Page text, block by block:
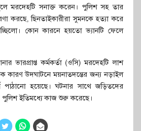
মরদেহটি সনাক্ত করেন। পুলিশ সহ তার
করছে, ছিনতাইকারীরা সুমনকে হত্যা করে
কোন কারনে হয়তো ভ্যানটি ফেলে
ভারপ্রাপ্ত কর্মকর্তা (ওসি) মরদেহটি লাশ
কারণ উদঘাটনে ময়নাতদন্তের জন্য নড়াইল
পাঠানো হয়েছে। ঘটনার সাথে জড়িতদের
ইতিমধ্যে কাজ শুরু করেছে।